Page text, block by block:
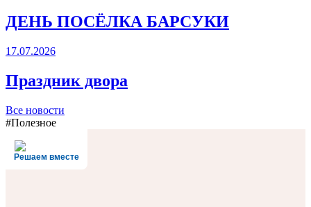
ДЕНЬ ПОСЁЛКА БАРСУКИ
17.07.2026
Праздник двора
Все новости
#Полезное
Решаем вместе